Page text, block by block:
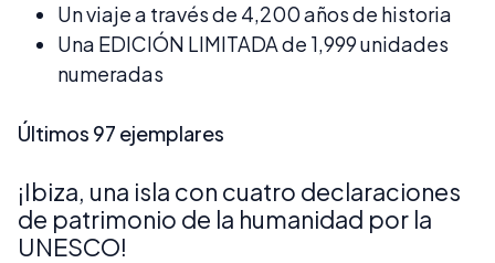
Un viaje a través de 4,200 años de historia
Una EDICIÓN LIMITADA de 1,999 unidades
numeradas
Últimos 97 ejemplares
¡Ibiza, una isla con cuatro declaraciones
de patrimonio de la humanidad por la
UNESCO!